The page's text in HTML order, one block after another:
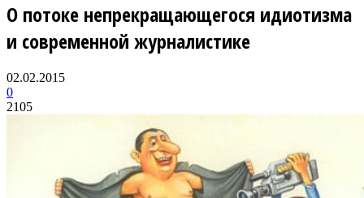
О потоке непрекращающегося идиотизма
и современной журналистике
02.02.2015
0
2105